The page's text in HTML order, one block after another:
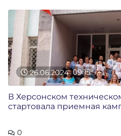
26.06.2024 09:15
В Херсонском
стартовала приемная
0